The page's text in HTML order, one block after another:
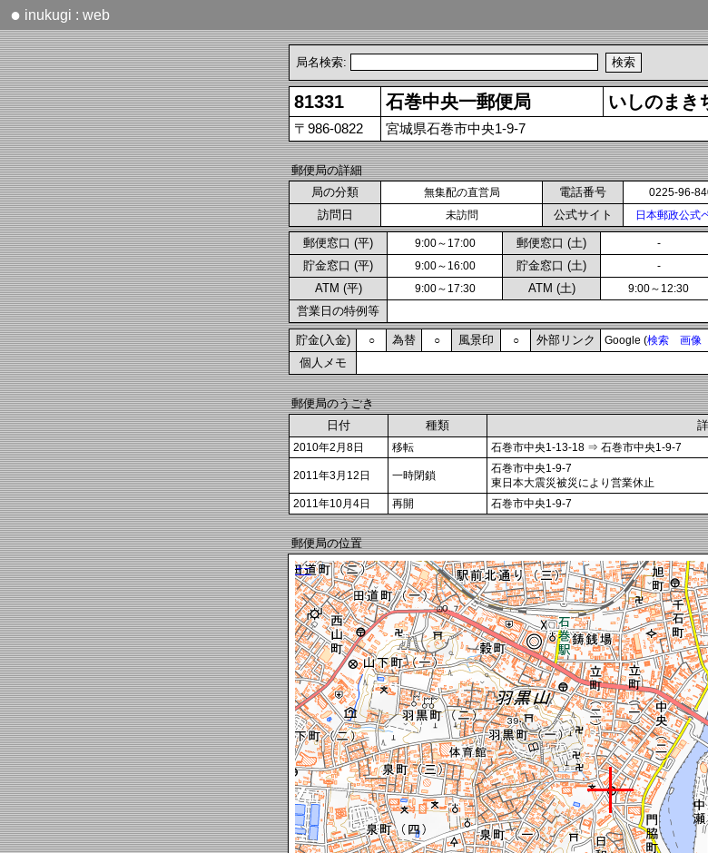
● inukugi : web
局名検索:
81331 石巻中央一郵便局 いしのまき
〒986-0822 宮城県石巻市中央1-9-7
郵便局の詳細
局の分類
無集配の直営局 電話番号 0225-96-
訪問日 未訪問 公式サイト 日本郵政公式
郵便窓口 (平) 9:00～17:00 郵便窓口 (土) -
貯金窓口 (平) 9:00～16:00 貯金窓口 (土) -
ATM (平) 9:00～17:30 ATM (土) 9:00～12:30
営業日の特例等
貯金(入金) ○ 為替 ○ 風景印 ○ 外部リンク Google (検索 画像
個人メモ
郵便局のうごき
日付
種類
2010年2月8日 移転 石巻市中央1-13-18 ⇒ 石巻市中央1-9-7
2011年3月12日 一時閉鎖
石巻市中央1-9-7
東日本大震災被災により営業休止
2011年10月4日
再開 石巻市中央1-9-7
郵便局の位置